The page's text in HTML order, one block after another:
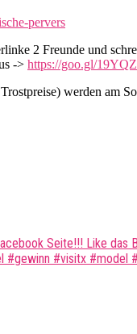
pervers
2 Freunde und
-> https://goo.gl/
werden am
Seite!!! Like das
#gewinn #visitx #model